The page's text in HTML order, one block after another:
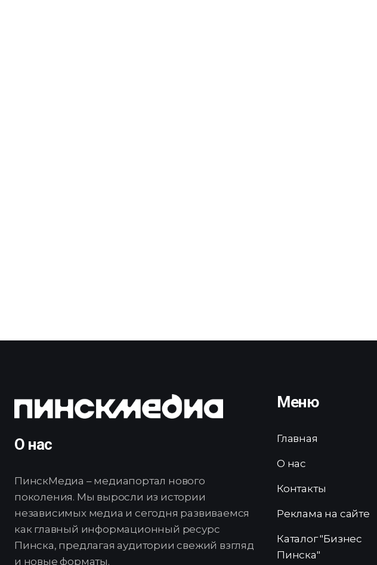
О нас
ПинскМедиа – медиапортал нового
поколения. Мы выросли из истории
независимых медиа и сегодня развиваемся
как главный информационный ресурс
Пинска, предлагая аудитории свежий взгляд
и новые форматы.
Меню
Главная
О нас
Контакты
Реклама на сайте
Каталог "Бизнес
Пинска"